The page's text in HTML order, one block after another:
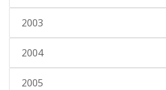
2003
2004
2005